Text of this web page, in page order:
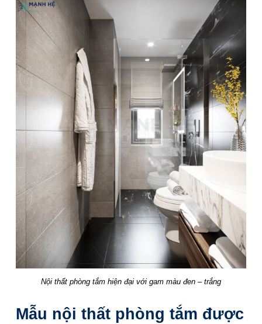
Nội thất phòng tắm hiện đại với gam màu đen – trắng
Mẫu nội thất phòng tắm được